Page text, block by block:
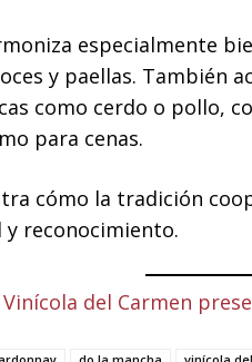
especialmente
y paellas. También
como cerdo o pollo,
para cenas.
cómo la tradición
reconocimiento.
Vinícola del Carmen